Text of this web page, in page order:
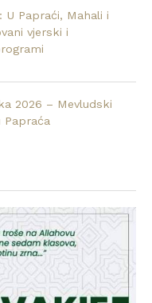
U Papraći, Mahali i
vjerski i
2026 – Mevludski
Papraća